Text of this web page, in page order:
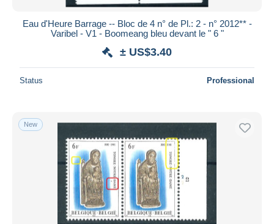
Eau d'Heure Barrage -- Bloc de 4 n° de Pl.: 2 - n° 2012** -
Varibel - V1 - Boomeang bleu devant le " 6 "
± US$3.40
Status Professional
New